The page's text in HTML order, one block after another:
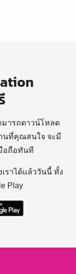
มารถดาวน์โหลด
นที่คุณสนใจ จะมี
อถือทันที
ราได้แล้ววันนี้ ทั้ง
Play